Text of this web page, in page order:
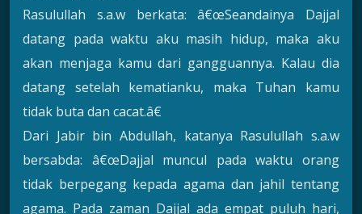
Rasulullah s.a.w berkata: â€œSeandainya Dajjal
datang pada waktu aku masih hidup, maka aku
akan menjaga kamu dari gangguannya. Kalau dia
datang setelah kematianku, maka Tuhan kamu
tidak buta dan cacat.â€
Dari Jabir bin Abdullah, katanya Rasulullah s.a.w
bersabda: â€œDajjal muncul pada waktu orang
tidak berpegang kepada agama dan jahil tentang
agama. Pada zaman Dajjal ada empat puluh hari,